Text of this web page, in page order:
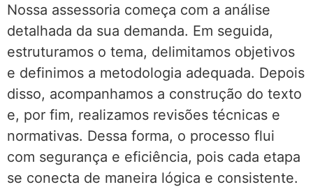
Nossa assessoria começa com a análise
detalhada da sua demanda. Em seguida,
estruturamos o tema, delimitamos objetivos
e definimos a metodologia adequada. Depois
disso, acompanhamos a construção do texto
e, por fim, realizamos revisões técnicas e
normativas. Dessa forma, o processo flui
com segurança e eficiência, pois cada etapa
se conecta de maneira lógica e consistente.